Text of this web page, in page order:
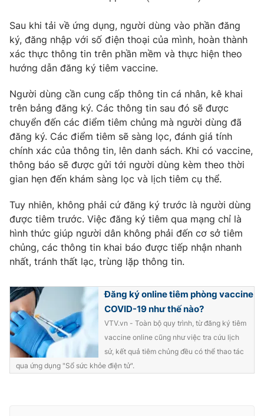
Sau khi tải về ứng dụng, người dùng vào phần đăng
ký, đăng nhập với số điện thoại của mình, hoàn thành
xác thực thông tin trên phần mềm và thực hiện theo
hướng dẫn đăng ký tiêm vaccine.
Người dùng cần cung cấp thông tin cá nhân, kê khai
trên bảng đăng ký. Các thông tin sau đó sẽ được
chuyển đến các điểm tiêm chủng mà người dùng đã
đăng ký. Các điểm tiêm sẽ sàng lọc, đánh giá tính
chính xác của thông tin, lên danh sách. Khi có vaccine,
thông báo sẽ được gửi tới người dùng kèm theo thời
gian hẹn đến khám sàng lọc và lịch tiêm cụ thể.
Tuy nhiên, không phải cứ đăng ký trước là người dùng
được tiêm trước. Việc đăng ký tiêm qua mạng chỉ là
hình thức giúp người dân không phải đến cơ sở tiêm
chủng, các thông tin khai báo được tiếp nhận nhanh
nhất, tránh thất lạc, trùng lặp thông tin.
Đăng ký online tiêm phòng vaccine
COVID-19 như thế nào?
VTV.vn - Toàn bộ quy trình, từ đăng ký tiêm
vaccine online cũng như việc tra cứu lịch
sử, kết quả tiêm chủng đều có thể thao tác
qua ứng dụng "Sổ sức khỏe điện tử".